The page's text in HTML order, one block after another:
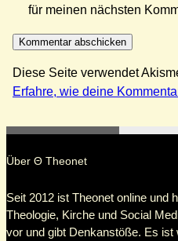
für meinen nächsten
Diese Seite verwendet
Erfahre, wie deine
Über Θ Theonet
Seit 2012 ist Theonet online und
Theologie, Kirche und Social
vor und gibt Denkanstöße. Es ist